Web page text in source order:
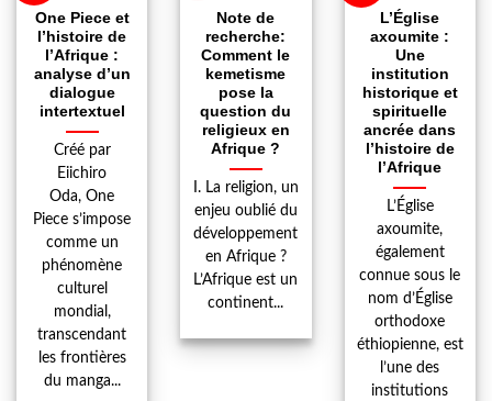
One Piece et
l’histoire de
l’Afrique :
analyse d’un
dialogue
intertextuel
Créé par
Eiichiro
Oda, One
Piece s’impose
comme un
phénomène
culturel
mondial,
transcendant
les frontières
du manga...
Note de
recherche:
Comment le
kemetisme
pose la
question du
religieux en
Afrique ?
I. La religion, un
enjeu oublié du
développement
en Afrique ?
L’Afrique est un
continent...
L’Église
axoumite :
Une
institution
historique et
spirituelle
ancrée dans
l’histoire de
l’Afrique
L’Église
axoumite,
également
connue sous le
nom d’Église
orthodoxe
éthiopienne, est
l’une des
institutions